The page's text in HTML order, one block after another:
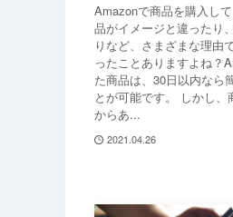
Amazonで商品を購入し
品がイメージと違ったり
りなど、さまざまな理由
ったことありますよね？
た商品は、30日以内なら
とが可能です。 しかし、
からあ...
2021.04.26